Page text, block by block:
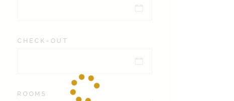
CHECK-OUT
ROOMS